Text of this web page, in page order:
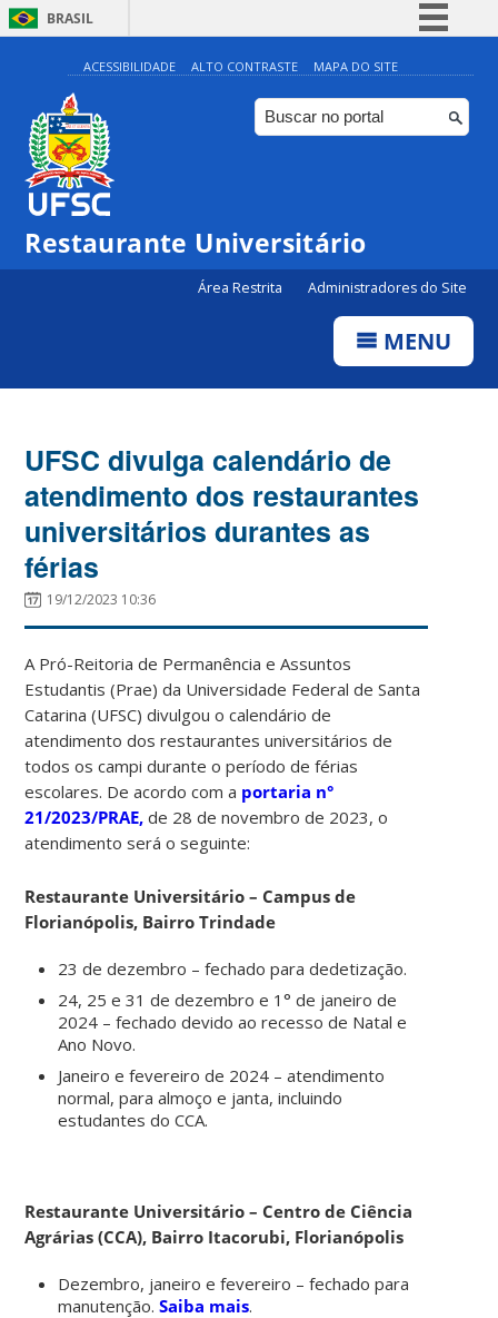
BRASIL
Simplifique!
Comunica BR
Participe
Canais
ACESSIBILIDADE ALTO CONTRASTE MAPA DO SITE
Restaurante Universitário
Área Restrita Administradores do Site
MENU
UFSC divulga calendário de
atendimento dos restaurantes
universitários durantes as
férias
19/12/2023 10:36
A Pró-Reitoria de Permanência e Assuntos
Estudantis (Prae) da Universidade Federal de Santa
Catarina (UFSC) divulgou o calendário de
atendimento dos restaurantes universitários de
todos os campi durante o período de férias
escolares. De acordo com a portaria n°
21/2023/PRAE, de 28 de novembro de 2023, o
atendimento será o seguinte:
Restaurante Universitário – Campus de
Florianópolis, Bairro Trindade
23 de dezembro – fechado para dedetização.
24, 25 e 31 de dezembro e 1° de janeiro de
2024 – fechado devido ao recesso de Natal e
Ano Novo.
Janeiro e fevereiro de 2024 – atendimento
normal, para almoço e janta, incluindo
estudantes do CCA.
Restaurante Universitário – Centro de Ciência
Agrárias (CCA), Bairro Itacorubi, Florianópolis
Dezembro, janeiro e fevereiro – fechado para
manutenção.Saiba mais.